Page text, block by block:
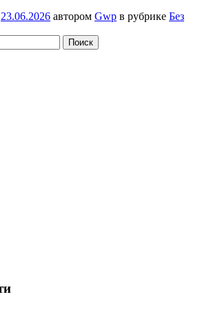
23.06.2026 автором Gwp в рубрике Без